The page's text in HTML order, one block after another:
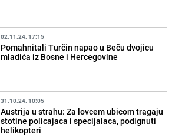
02.11.24. 17:15
Pomahnitali Turčin napao u Beču dvojicu
mladića iz Bosne i Hercegovine
31.10.24. 10:05
Austrija u strahu: Za lovcem ubicom tragaju
stotine policajaca i specijalaca, podignuti
helikopteri